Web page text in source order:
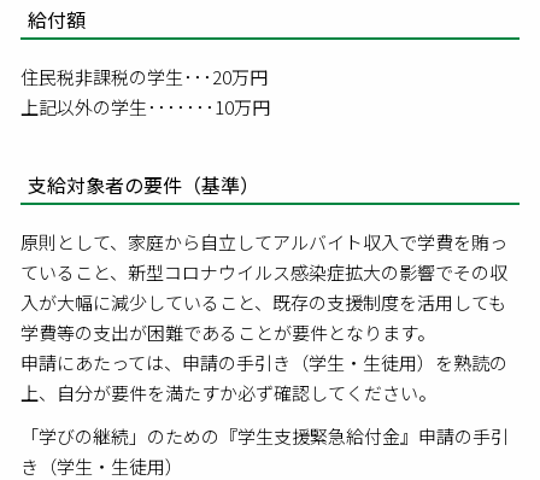
給付額
住民税非課税の学生･･･20万円
上記以外の学生･･･････10万円
支給対象者の要件（基準）
原則として、家庭から自立してアルバイト収入で学費を賄っ
ていること、新型コロナウイルス感染症拡大の影響でその収
入が大幅に減少していること、既存の支援制度を活用しても
学費等の支出が困難であることが要件となります。
申請にあたっては、申請の手引き（学生・生徒用）を熟読の
上、自分が要件を満たすか必ず確認してください。
「学びの継続」のための『学生支援緊急給付金』申請の手引
き（学生・生徒用）